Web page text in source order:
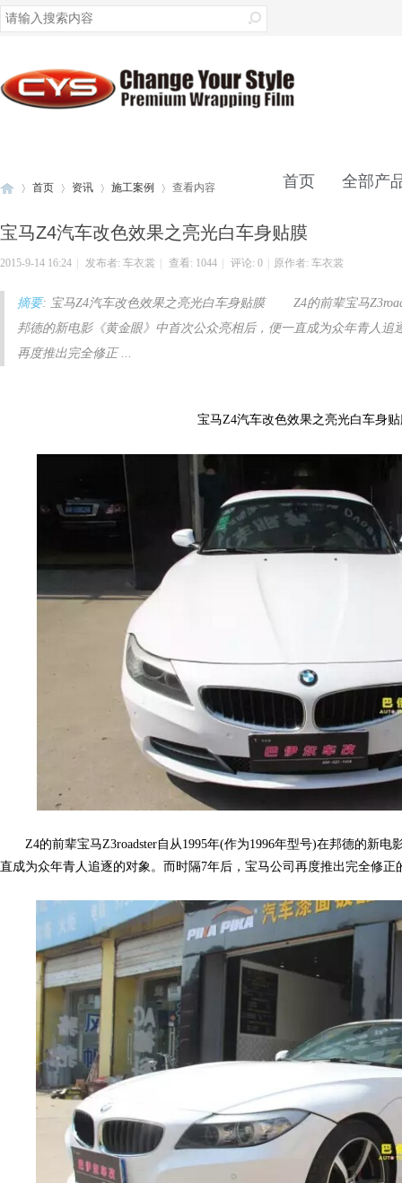
首页 全部产
联系我们
车 ›
首页
›
资讯
›
施工案例 查看内容
宝马Z4汽车改色效果之亮光白车身贴膜
2015-9-14 16:24 发布者: 车衣裳 查看: 1044 评论: 0 原作者: 车衣裳
摘要: 宝马Z4汽车改色效果之亮光白车身贴膜 Z4的前辈宝马
邦德的新电影《黄金眼》中首次公众亮相后，便一直成为众年青人追
再度推出完全修正 ...
宝马Z4汽车改色效果之亮光白车身
Z4的前辈宝马Z3roadster自从1995年(作为1996年型号)在邦德的新电
直成为众年青人追逐的对象。而时隔7年后，宝马公司再度推出完全修正